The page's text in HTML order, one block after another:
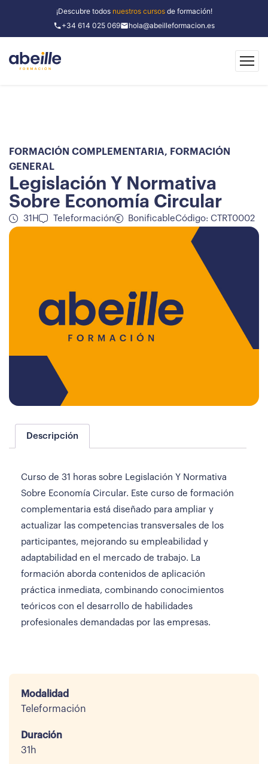
¡Descubre todos nuestros cursosde formación!
+34 614 025 069
hola@abeilleformacion.es
FORMACIÓN COMPLEMENTARIA, FORMACIÓN
GENERAL
Legislación Y Normativa
Sobre Economía Circular
31H Teleformación BonificableCódigo: CTRT0002
Descripción
Curso de 31 horas sobre Legislación Y Normativa
Sobre Economía Circular. Este curso de formación
complementaria está diseñado para ampliar y
actualizar las competencias transversales de los
participantes, mejorando su empleabilidad y
adaptabilidad en el mercado de trabajo. La
formación aborda contenidos de aplicación
práctica inmediata, combinando conocimientos
teóricos con el desarrollo de habilidades
profesionales demandadas por las empresas.
Modalidad
Teleformación
Duración
31h